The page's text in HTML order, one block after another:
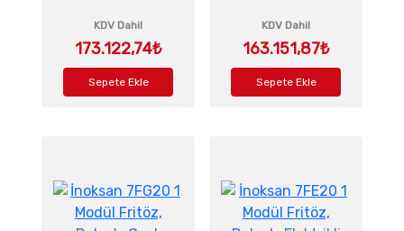
KDV Dahil
173.122,74₺
Sepete Ekle
KDV Dahil
163.151,87₺
Sepete Ekle